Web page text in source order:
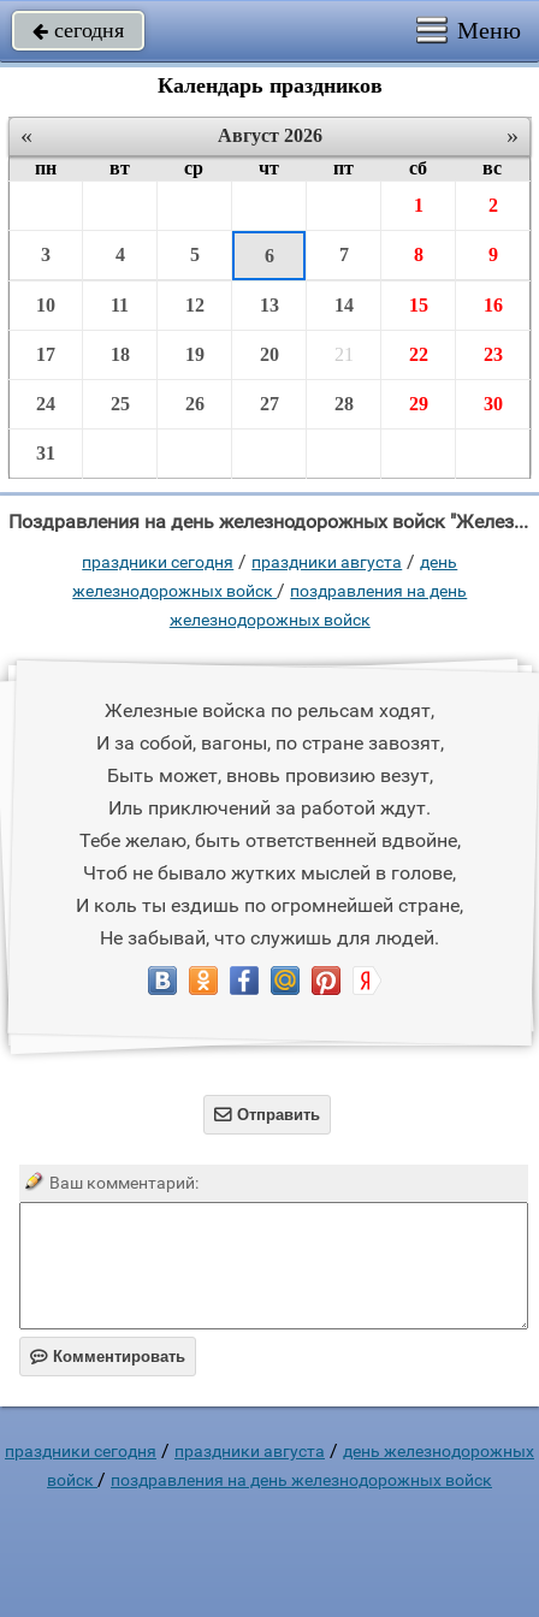
 сегодня Меню
Календарь праздников
« »
Август 2026
пн
вт ср чт пт сб
вс
1
2
3 4 5 6 7 8 9
10 11 12 13 14 15 16
17 18 19 20 21 22 23
24 25 26 27 28 29 30
31
Поздравления на день железнодорожных войск "Железные войска по рельсам ходят, И за собой, вагоны, по стране завозят, Быть"
праздники сегодня / праздники августа /день
железнодорожных войск / поздравления на день
железнодорожных войск
Железные войска по рельсам ходят,
И за собой, вагоны, по стране завозят,
Быть может, вновь провизию везут,
Иль приключений за работой ждут.
Тебе желаю, быть ответственней вдвойне,
Чтоб не бывало жутких мыслей в голове,
И коль ты ездишь по огромнейшей стране,
Не забывай, что служишь для людей.
 Отправить
Ваш комментарий:
 Комментировать
праздники сегодня / праздники августа / день железнодорожных
войск / поздравления на день железнодорожных войск